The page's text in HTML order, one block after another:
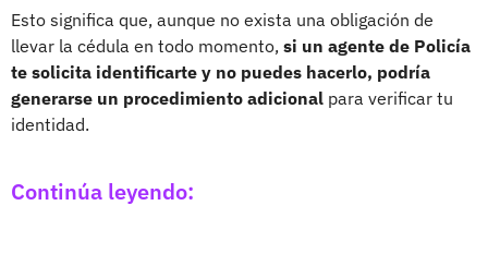
Esto significa que, aunque no exista una obligación de
llevar la cédula en todo momento, si un agente de Policía
te solicita identificarte y no puedes hacerlo, podría
generarse un procedimiento adicional para verificar tu
identidad.
Continúa leyendo: